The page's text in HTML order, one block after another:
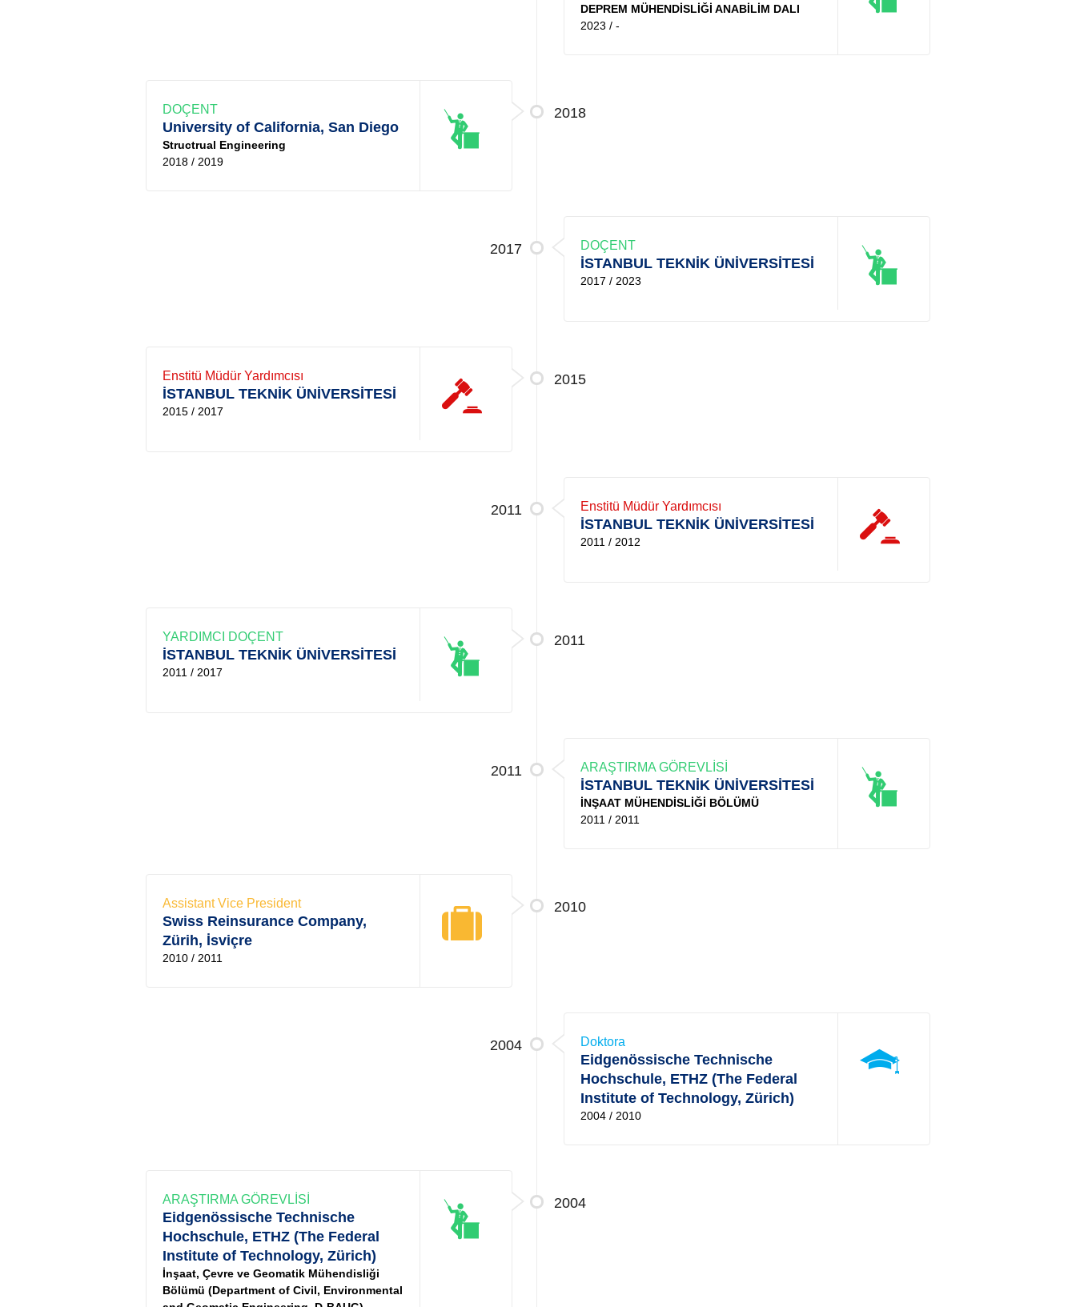
DEPREM MÜHENDİSLİĞİ ANABİLİM DALI
2023 / -
2018
DOÇENT
University of California, San Diego
Structrual Engineering
2018 / 2019
2017 DOÇENT
İSTANBUL TEKNİK ÜNİVERSİTESİ
2017 / 2023
2015
Enstitü Müdür Yardımcısı
İSTANBUL TEKNİK ÜNİVERSİTESİ
2015 / 2017
2011 Enstitü Müdür Yardımcısı
İSTANBUL TEKNİK ÜNİVERSİTESİ
2011 / 2012
2011
YARDIMCI DOÇENT
İSTANBUL TEKNİK ÜNİVERSİTESİ
2011 / 2017
2011 ARAŞTIRMA GÖREVLİSİ
İSTANBUL TEKNİK ÜNİVERSİTESİ
İNŞAAT MÜHENDİSLİĞİ BÖLÜMÜ
2011 / 2011
2010
Assistant Vice President
Swiss Reinsurance Company,
Zürih, İsviçre
2010 / 2011
2004 Doktora
Eidgenössische Technische
Hochschule, ETHZ (The Federal
Institute of Technology, Zürich)
2004 / 2010
2004
ARAŞTIRMA GÖREVLİSİ
Eidgenössische Technische
Hochschule, ETHZ (The Federal
Institute of Technology, Zürich)
İnşaat, Çevre ve Geomatik Mühendisliği
Bölümü (Department of Civil, Environmental